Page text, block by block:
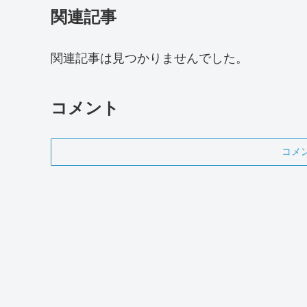
関連記事
関連記事は見つかりませんでした。
コメント
コメ